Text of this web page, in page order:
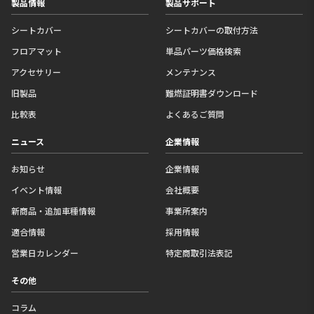
シートカバー
フロアマット
アクセサリー
旧製品
比較表
シートカバーの取付方法
単品パーツ価格検索
メンテナンス
難燃証明書ダウンロード
よくあるご質問
ニュース
お知らせ
イベント情報
新商品・追加車種情報
適合情報
営業日カレンダー
企業情報
企業情報
会社概要
事業所案内
採用情報
特定商取引法表記
その他
コラム